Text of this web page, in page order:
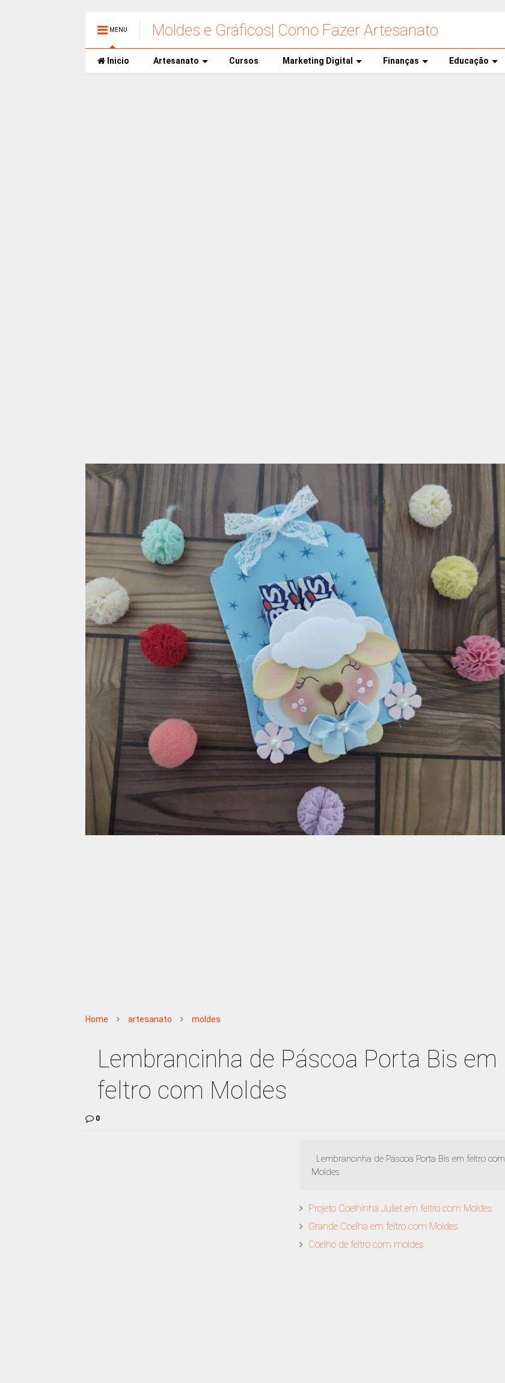
MENU Moldes e Gráficos| Como Fazer Artesanato
Inicio Artesanato Cursos Marketing Digital Finanças Educação
Home artesanato moldes
Lembrancinha de Páscoa Porta Bis em
feltro com Moldes
0
Lembrancinha de Páscoa Porta Bis em feltro com
Moldes
Projeto Coelhinha Juliet em feltro com Moldes
Grande Coelha em feltro com Moldes
Coelho de feltro com moldes